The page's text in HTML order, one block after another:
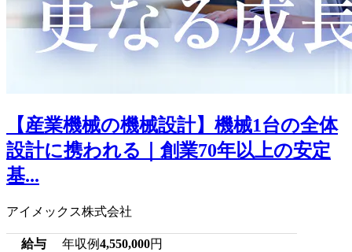
【産業機械の機械設計】機械1台の全体
設計に携われる｜創業70年以上の安定
基...
アイメックス株式会社
給与 年収例4,550,000円